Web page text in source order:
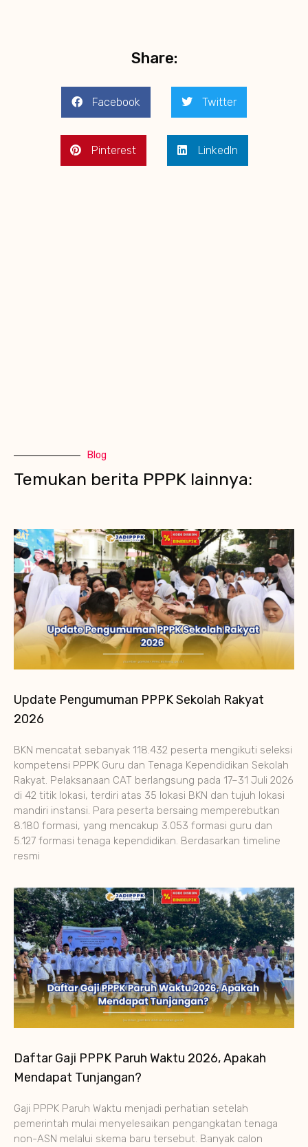
Share:
Facebook Twitter
Pinterest LinkedIn
Blog
Temukan berita PPPK lainnya:
Update Pengumuman PPPK Sekolah Rakyat
2026
BKN mencatat sebanyak 118.432 peserta mengikuti seleksi
kompetensi PPPK Guru dan Tenaga Kependidikan Sekolah
Rakyat. Pelaksanaan CAT berlangsung pada 17–31 Juli 2026
di 42 titik lokasi, terdiri atas 35 lokasi BKN dan tujuh lokasi
mandiri instansi. Para peserta bersaing memperebutkan
8.180 formasi, yang mencakup 3.053 formasi guru dan
5.127 formasi tenaga kependidikan. Berdasarkan timeline
resmi
Daftar Gaji PPPK Paruh Waktu 2026, Apakah
Mendapat Tunjangan?
Gaji PPPK Paruh Waktu menjadi perhatian setelah
pemerintah mulai menyelesaikan pengangkatan tenaga
non-ASN melalui skema baru tersebut. Banyak calon